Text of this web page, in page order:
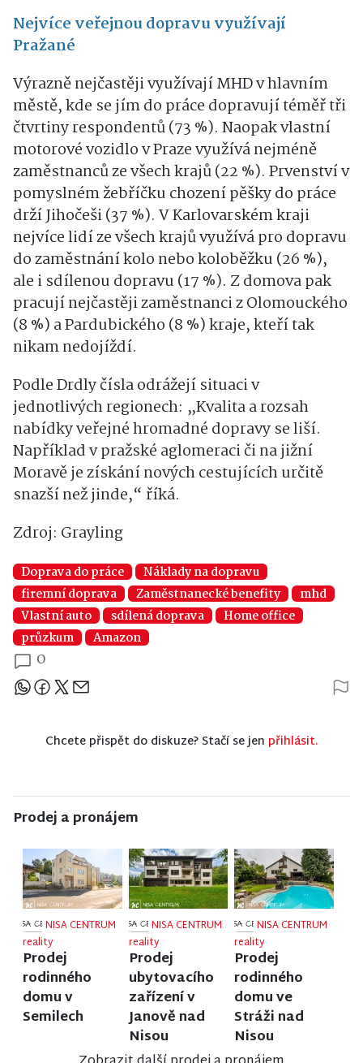
Nejvíce veřejnou dopravu využívají
Pražané
Výrazně nejčastěji využívají MHD v hlavním
městě, kde se jím do práce dopravují téměř tři
čtvrtiny respondentů (73 %). Naopak vlastní
motorové vozidlo v Praze využívá nejméně
zaměstnanců ze všech krajů (22 %). Prvenství v
pomyslném žebříčku chození pěšky do práce
drží Jihočeši (37 %). V Karlovarském kraji
nejvíce lidí ze všech krajů využívá pro dopravu
do zaměstnání kolo nebo koloběžku (26 %),
ale i sdílenou dopravu (17 %). Z domova pak
pracují nejčastěji zaměstnanci z Olomouckého
(8 %) a Pardubického (8 %) kraje, kteří tak
nikam nedojíždí.
Podle Drdly čísla odrážejí situaci v
jednotlivých regionech: „Kvalita a rozsah
nabídky veřejné hromadné dopravy se liší.
Například v pražské aglomeraci či na jižní
Moravě je získání nových cestujících určitě
snazší než jinde,“ říká.
Zdroj: Grayling
Doprava do práce
Náklady na dopravu
firemní doprava
Zaměstnanecké benefity
mhd
Vlastní auto
sdílená doprava
Home office
průzkum
Amazon
0
Sdílejte článek
Chcete přispět do diskuze? Stačí se jen přihlásit.
Prodej a pronájem
NISA CENTRUM
reality
Prodej
rodinného
domu v
Semilech
NISA CENTRUM
reality
Prodej
ubytovacího
zařízení v
Janově nad
Nisou
NISA CENTRUM
reality
Prodej
rodinného
domu ve
Stráži nad
Nisou